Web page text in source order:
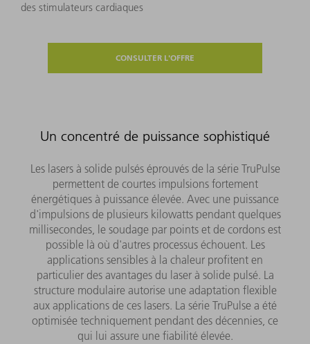
des stimulateurs cardiaques
CONSULTER L'OFFRE
Un concentré de puissance sophistiqué
Les lasers à solide pulsés éprouvés de la série TruPulse
permettent de courtes impulsions fortement
énergétiques à puissance élevée. Avec une puissance
d'impulsions de plusieurs kilowatts pendant quelques
millisecondes, le soudage par points et de cordons est
possible là où d'autres processus échouent. Les
applications sensibles à la chaleur profitent en
particulier des avantages du laser à solide pulsé. La
structure modulaire autorise une adaptation flexible
aux applications de ces lasers. La série TruPulse a été
optimisée techniquement pendant des décennies, ce
qui lui assure une fiabilité élevée.